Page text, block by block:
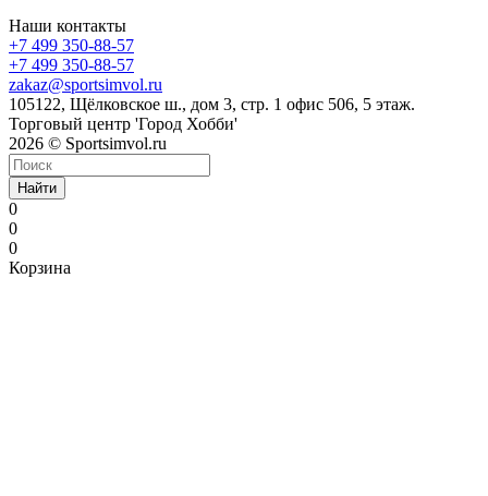
Наши контакты
+7 499 350-88-57
+7 499 350-88-57
zakaz@sportsimvol.ru
105122, Щёлковское ш., дом 3, стр. 1 офис 506, 5 этаж.
Торговый центр 'Город Хобби'
2026 © Sportsimvol.ru
Найти
0
0
0
Корзина